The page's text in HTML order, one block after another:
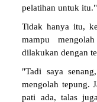
pelatihan untuk itu."
Tidak hanya itu,
mampu
dilakukan dengan
"Tadi saya
mengolah tepung.
pati ada, talas